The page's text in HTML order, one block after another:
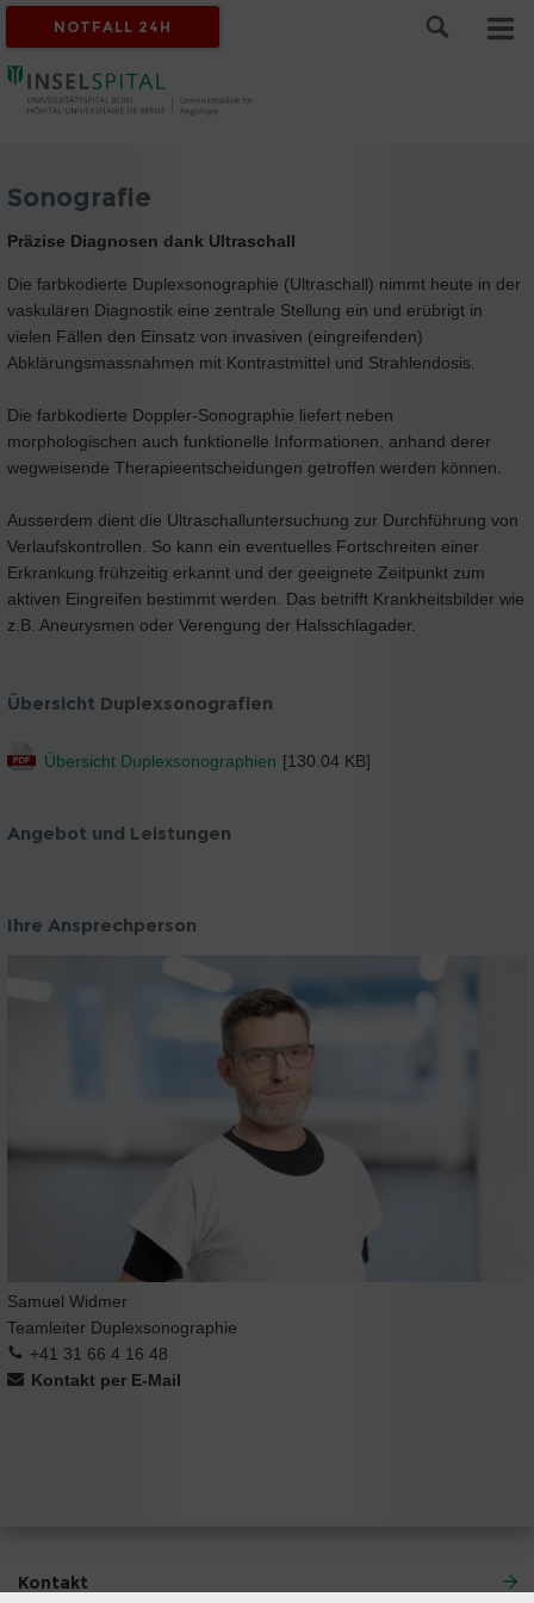
NOTFALL 24H
Sonografie
Präzise Diagnosen dank Ultraschall
Die farbkodierte Duplexsonographie (Ultraschall) nimmt heute in der
vaskulären Diagnostik eine zentrale Stellung ein und erübrigt in
vielen Fällen den Einsatz von invasiven (eingreifenden)
Abklärungsmassnahmen mit Kontrastmittel und Strahlendosis.
Die farbkodierte Doppler-Sonographie liefert neben
morphologischen auch funktionelle Informationen, anhand derer
wegweisende Therapieentscheidungen getroffen werden können.
Ausserdem dient die Ultraschalluntersuchung zur Durchführung von
Verlaufskontrollen. So kann ein eventuelles Fortschreiten einer
Erkrankung frühzeitig erkannt und der geeignete Zeitpunkt zum
aktiven Eingreifen bestimmt werden. Das betrifft Krankheitsbilder wie
z.B. Aneurysmen oder Verengung der Halsschlagader.
Übersicht Duplexsonografien
Übersicht Duplexsonographien [130.04 KB]
Angebot und Leistungen
Ihre Ansprechperson
Samuel Widmer
Teamleiter Duplexsonographie
+41 31 66 4 16 48
Kontakt per E-Mail
Kontakt